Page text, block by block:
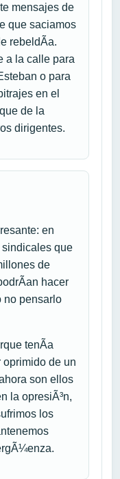
mensajes de
que saciamos
rebeldÃ­a.
a la calle para
o para
en el
de la
dirigentes.
en
que
de
hacer
no pensarlo
tenÃ­a
de un
son ellos
la opresiÃ³n,
los